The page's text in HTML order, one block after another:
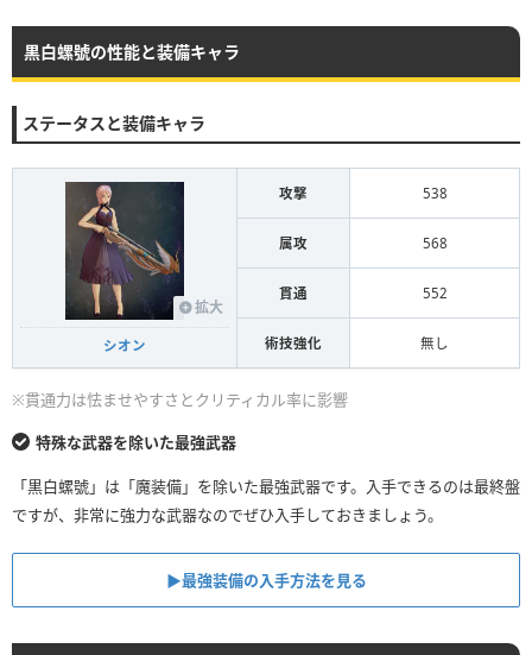
黒白螺號の性能と装備キャラ
ステータスと装備キャラ
拡大
シオン
攻撃 538
属攻 568
貫通 552
術技強化 無し
※貫通力は怯ませやすさとクリティカル率に影響
特殊な武器を除いた最強武器
「黒白螺號」は「魔装備」を除いた最強武器です。入手できるのは最終盤
ですが、非常に強力な武器なのでぜひ入手しておきましょう。
▶最強装備の入手方法を見る